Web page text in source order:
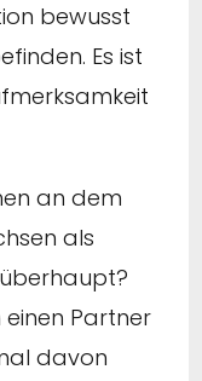
bewusst
Es ist
an dem
als
Partner
davon